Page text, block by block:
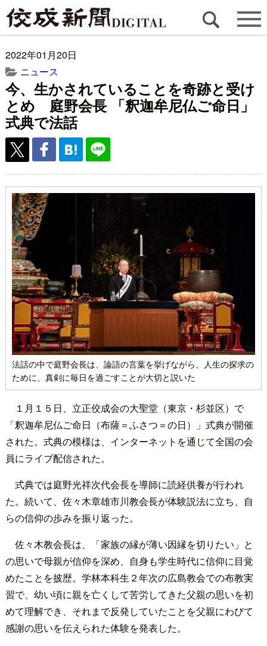
2022年01月20日
ニュース
今、生かされていることを奇跡と受け
とめ 庭野会長 「釈迦牟尼仏ご命日」
式典で法話
法話の中で庭野会長は、論語の言葉を挙げながら、人生の探求の
ために、真剣に毎日を過ごすことが大切と説いた
１月１５日、立正佼成会の大聖堂（東京・杉並区）で
「釈迦牟尼仏ご命日（布薩＝ふさつ＝の日）」式典が開催
された。式典の模様は、インターネットを通じて全国の会
員にライブ配信された。
式典では庭野光祥次代会長を導師に読経供養が行われ
た。続いて、佐々木章雄市川教会長が体験説法に立ち、自
らの信仰の歩みを振り返った。
佐々木教会長は、「家族の縁が薄い因縁を切りたい」と
の思いで母親が信仰を深め、自身も学生時代に信仰に目覚
めたことを披歴。学林本科生２年次の広島教会での布教実
習で、幼い頃に親を亡くして苦労してきた父親の思いを初
めて理解でき、それまで反発していたことを父親にわびて
感謝の思いを伝えられた体験を発表した。